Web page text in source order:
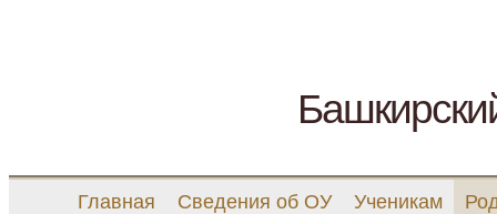
Главная Сведения об ОУ Ученикам